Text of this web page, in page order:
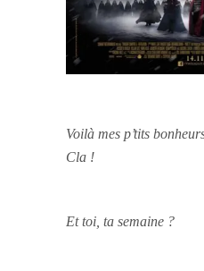
Voilà mes p’tits
Cla !
Et toi, ta semaine ?